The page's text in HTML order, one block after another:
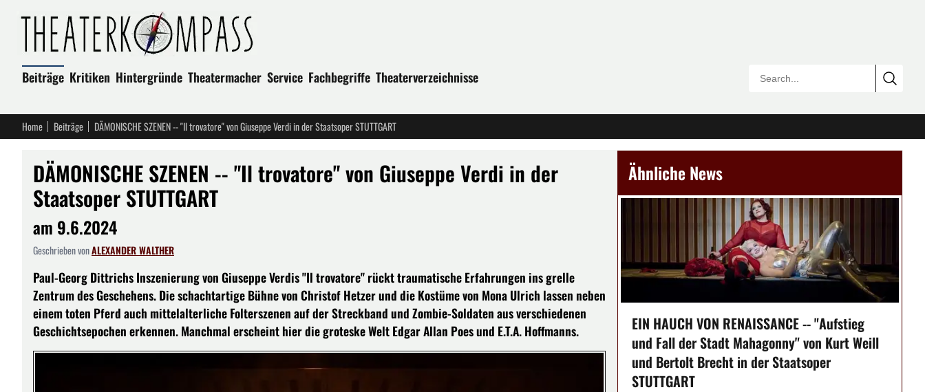
Beiträge Kritiken Hintergründe Theatermacher Service Fachbegriffe Theaterverzeichnisse
Home Beiträge DÄMONISCHE SZENEN -- "Il trovatore" von Giuseppe Verdi in der Staatsoper STUTTGART
DÄMONISCHE SZENEN -- "Il trovatore" von Giuseppe Verdi in der
Staatsoper STUTTGART
am 9.6.2024
Geschrieben vonALEXANDER WALTHER
Paul-Georg Dittrichs Inszenierung von Giuseppe Verdis "Il trovatore" rückt traumatische Erfahrungen ins grelle
Zentrum des Geschehens. Die schachtartige Bühne von Christof Hetzer und die Kostüme von Mona Ulrich lassen neben
einem toten Pferd auch mittelalterliche Folterszenen auf der Streckband und Zombie-Soldaten aus verschiedenen
Geschichtsepochen erkennen. Manchmal erscheint hier die groteske Welt Edgar Allan Poes und E.T.A. Hoffmanns.
Ähnliche News
EIN HAUCH VON RENAISSANCE -- "Aufstieg
und Fall der Stadt Mahagonny" von Kurt Weill
und Bertolt Brecht in der Staatsoper
STUTTGART